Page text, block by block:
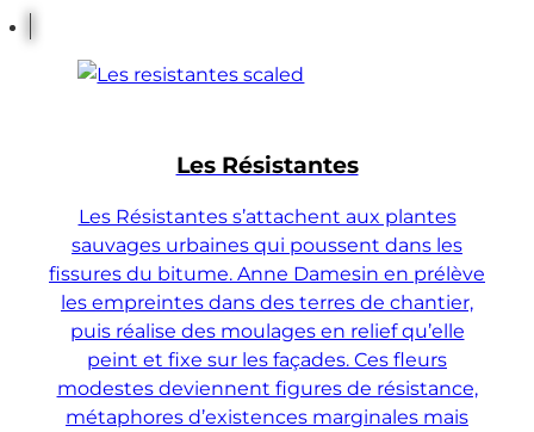
Les Résistantes
Les Résistantes s’attachent aux plantes
sauvages urbaines qui poussent dans les
fissures du bitume. Anne Damesin en prélève
les empreintes dans des terres de chantier,
puis réalise des moulages en relief qu’elle
peint et fixe sur les façades. Ces fleurs
modestes deviennent figures de résistance,
métaphores d’existences marginales mais